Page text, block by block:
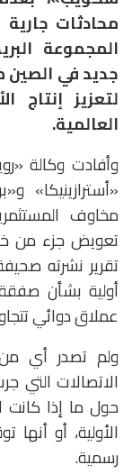
محادثات
المجموعة
لتعزيز إنتاج
العالمية.
وأفادت وكالة
«أسترازينيكا»
مخاوف
تقرير نشرته
أولية بشأن
عملاق دوائي تتجاوز
ولم تصدر أي من
الاتصالات التي
حول ما إذا كانت
الأولية، أو
رسمية.